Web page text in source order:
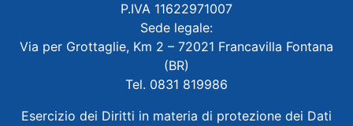
P.IVA 11622971007
Sede legale:
Via per Grottaglie, Km 2 – 72021 Francavilla Fontana
(BR)
Tel. 0831 819986
Esercizio dei Diritti in materia di protezione dei Dati